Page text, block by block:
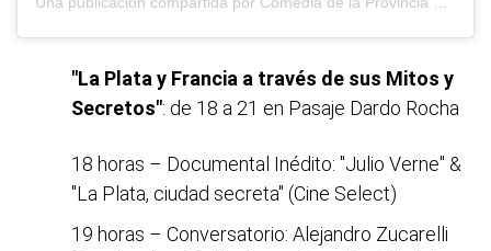
"La Plata y Francia a través de sus Mitos y
Secretos": de 18 a 21 en Pasaje Dardo Rocha
18 horas – Documental Inédito: "Julio Verne" &
"La Plata, ciudad secreta" (Cine Select)
19 horas – Conversatorio: Alejandro Zucarelli